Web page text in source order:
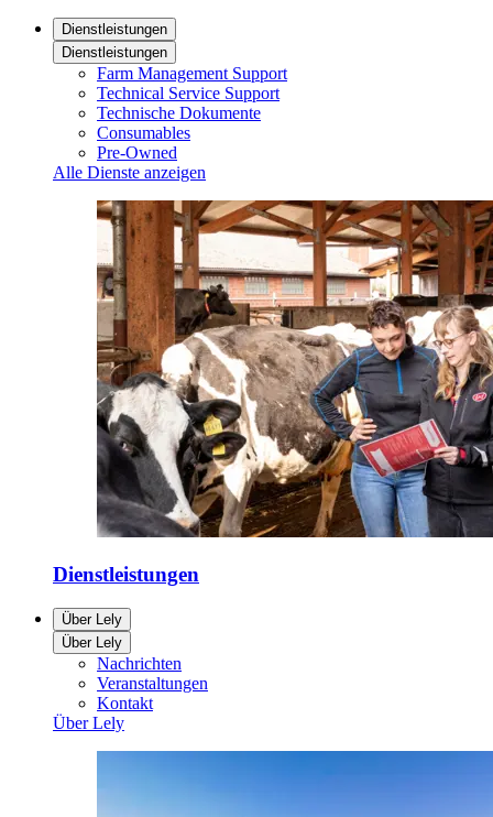
Dienstleistungen
Dienstleistungen
Farm Management Support
Technical Service Support
Technische Dokumente
Consumables
Pre-Owned
Alle Dienste anzeigen
Dienstleistungen
Über Lely
Über Lely
Nachrichten
Veranstaltungen
Kontakt
Über Lely